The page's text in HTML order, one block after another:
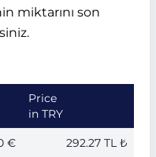
miktarını son
Price
in TRY
€ 292.27 TL ₺